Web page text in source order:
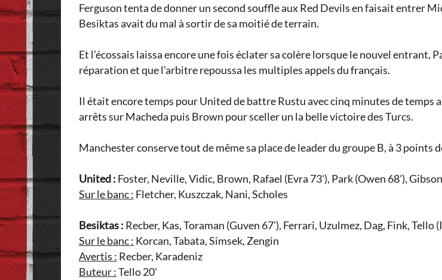
Ferguson tenta de donner un second souffle aux Red Devils en faisait entrer
Besiktas avait du mal à sortir de sa moitié de terrain.
Et l’écossais laissa encore une fois éclater sa colère lorsque le nouvel
réparation et que l’arbitre repoussa les multiples appels du français.
Il était encore temps pour United de battre Rustu avec cinq minutes de temps
arrêts sur Macheda puis Brown pour sceller un la belle victoire des Turcs.
Manchester conserve tout de même sa place de leader du groupe B, à 3 points
United : Foster, Neville, Vidic, Brown, Rafael (Evra 73'), Park (Owen 68'),
Sur le banc : Fletcher, Kuszczak, Nani, Scholes
Besiktas : Recber, Kas, Toraman (Guven 67'), Ferrari, Uzulmez, Dag, Fink,
Sur le banc : Korcan, Tabata, Simsek, Zengin
Avertis : Recber, Karadeniz
Buteur :Tello 20'